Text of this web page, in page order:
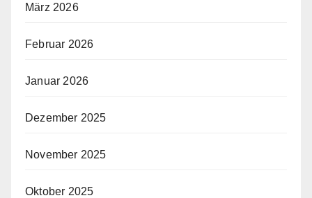
März 2026
Februar 2026
Januar 2026
Dezember 2025
November 2025
Oktober 2025